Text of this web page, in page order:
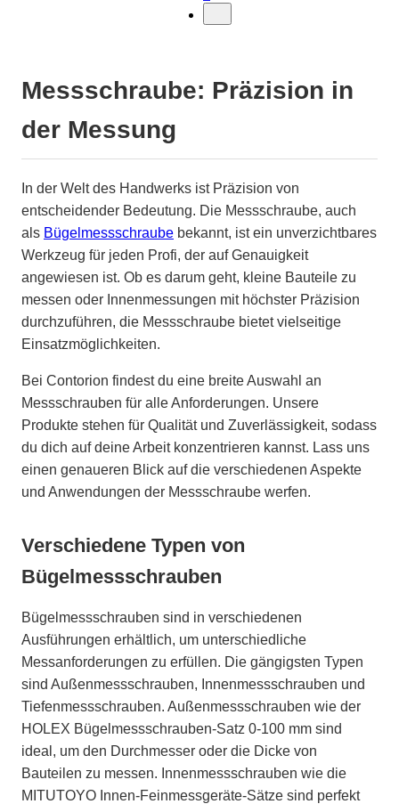
Messschraube: Präzision in
der Messung
In der Welt des Handwerks ist Präzision von
entscheidender Bedeutung. Die Messschraube, auch
als Bügelmessschraube bekannt, ist ein unverzichtbares
Werkzeug für jeden Profi, der auf Genauigkeit
angewiesen ist. Ob es darum geht, kleine Bauteile zu
messen oder Innenmessungen mit höchster Präzision
durchzuführen, die Messschraube bietet vielseitige
Einsatzmöglichkeiten.
Bei Contorion findest du eine breite Auswahl an
Messschrauben für alle Anforderungen. Unsere
Produkte stehen für Qualität und Zuverlässigkeit, sodass
du dich auf deine Arbeit konzentrieren kannst. Lass uns
einen genaueren Blick auf die verschiedenen Aspekte
und Anwendungen der Messschraube werfen.
Verschiedene Typen von
Bügelmessschrauben
Bügelmessschrauben sind in verschiedenen
Ausführungen erhältlich, um unterschiedliche
Messanforderungen zu erfüllen. Die gängigsten Typen
sind Außenmessschrauben, Innenmessschrauben und
Tiefenmessschrauben. Außenmessschrauben wie der
HOLEX Bügelmessschrauben-Satz 0-100 mm sind
ideal, um den Durchmesser oder die Dicke von
Bauteilen zu messen. Innenmessschrauben wie die
MITUTOYO Innen-Feinmessgeräte-Sätze sind perfekt